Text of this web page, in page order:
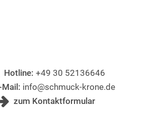
Hotline: +49 30 52136646
Mail: info@schmuck-krone.de
zum Kontaktformular